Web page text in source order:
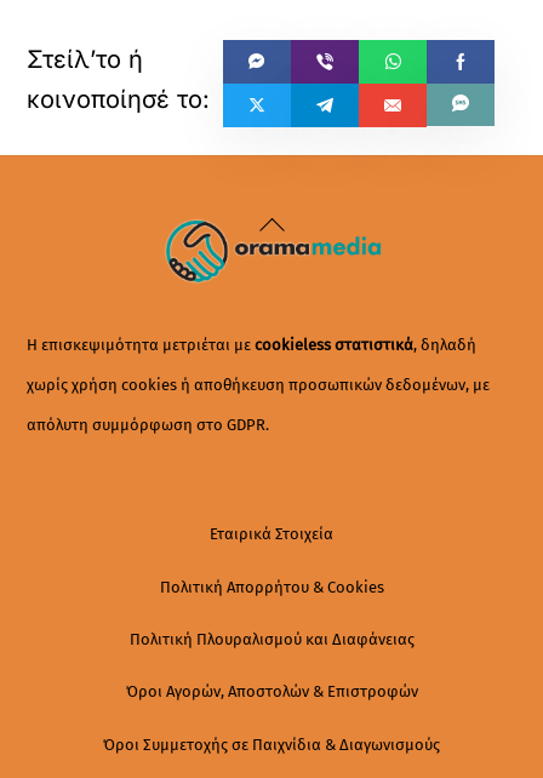
Back
To
Η επισκεψιμότητα μετριέται μεcookieless στατιστικά, δηλαδή
χωρίς χρήση cookies ή αποθήκευση προσωπικών δεδομένων, με
απόλυτη συμμόρφωση στο GDPR.
Εταιρικά Στοιχεία
Πολιτική Απορρήτου & Cookies
Πολιτική Πλουραλισμού και Διαφάνειας
Όροι Αγορών, Αποστολών & Επιστροφών
Όροι Συμμετοχής σε Παιχνίδια & Διαγωνισμούς